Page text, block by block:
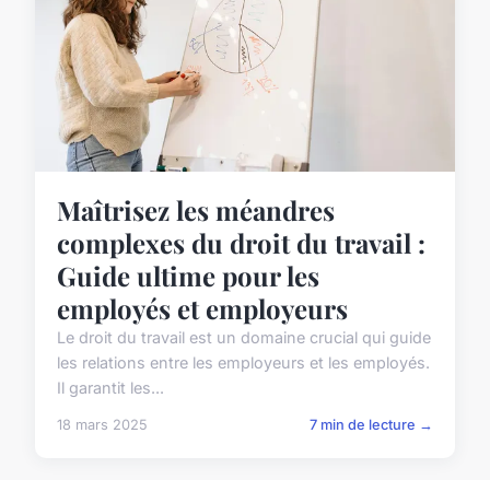
Maîtrisez les méandres
complexes du droit du travail :
Guide ultime pour les
employés et employeurs
Le droit du travail est un domaine crucial qui guide
les relations entre les employeurs et les employés.
Il garantit les...
18 mars 2025 7 min de lecture →